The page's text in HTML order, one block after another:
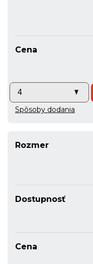
Cena
Spôsoby dodania
Rozmer
Dostupnosť
Cena